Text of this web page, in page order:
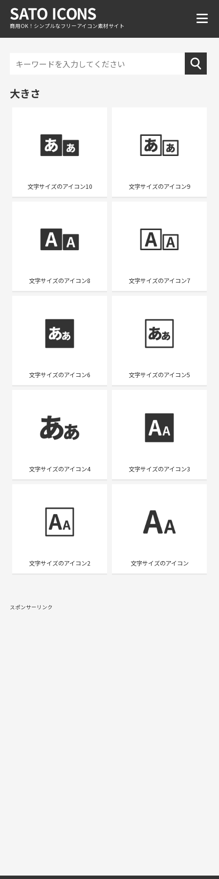
商用OK！シンプルなフリーアイコン素材サイト
大きさ
文字サイズのアイコン10 文字サイズのアイコン9
文字サイズのアイコン8 文字サイズのアイコン7
文字サイズのアイコン6 文字サイズのアイコン5
文字サイズのアイコン4 文字サイズのアイコン3
文字サイズのアイコン2 文字サイズのアイコン
スポンサーリンク